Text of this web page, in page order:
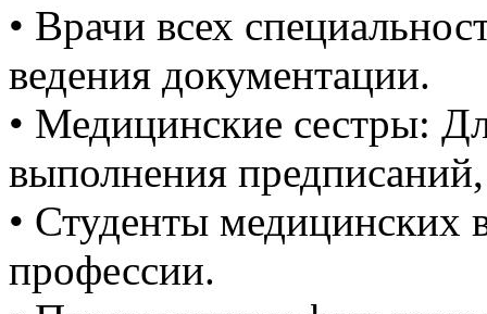
• Врачи всех
ведения документации.
• Медицинские сестры:
выполнения
• Студенты медицинских
профессии.